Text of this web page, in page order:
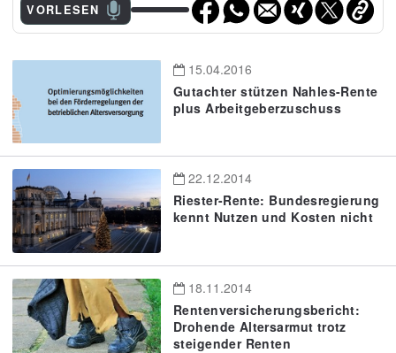
VORLESEN
15.04.2016
Gutachter stützen Nahles-Rente
plus Arbeitgeberzuschuss
22.12.2014
Riester-Rente: Bundesregierung
kennt Nutzen und Kosten nicht
18.11.2014
Rentenversicherungsbericht:
Drohende Altersarmut trotz
steigender Renten